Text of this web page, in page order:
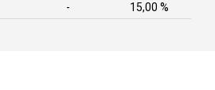
- 15,00 %